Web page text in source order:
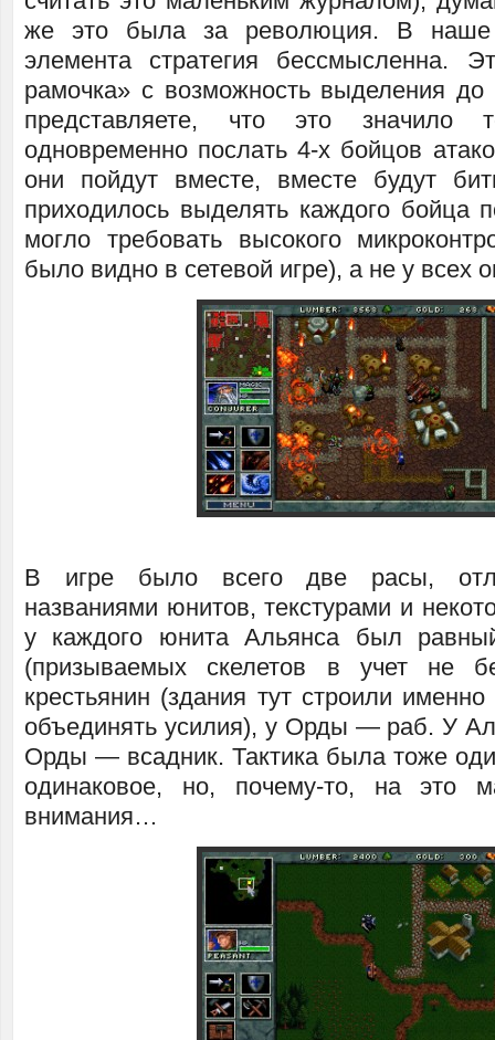
же это была за революция. В наше
элемента стратегия бессмысленна.
рамочка» с возможность выделения
представляете, что это значило
одновременно послать 4-х бойцов
они пойдут вместе, вместе будут
приходилось выделять каждого бойца
могло требовать высокого
было видно в сетевой игре), а не у всех
В игре было всего две расы,
названиями юнитов, текстурами и
у каждого юнита Альянса был
(призываемых скелетов в учет не
крестьянин (здания тут строили
объединять усилия), у Орды — раб. У
Орды — всадник. Тактика была тоже
одинаковое, но, почему-то, на это
внимания…